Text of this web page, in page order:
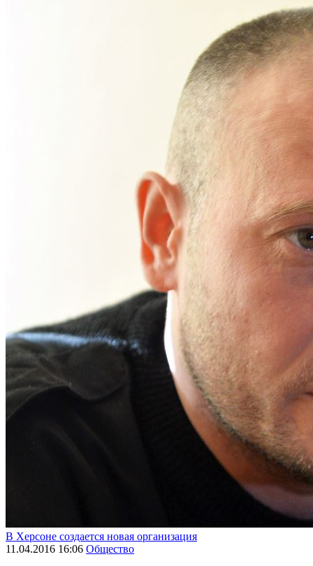
В Херсоне создается новая организация
11.04.2016 16:06 Общество